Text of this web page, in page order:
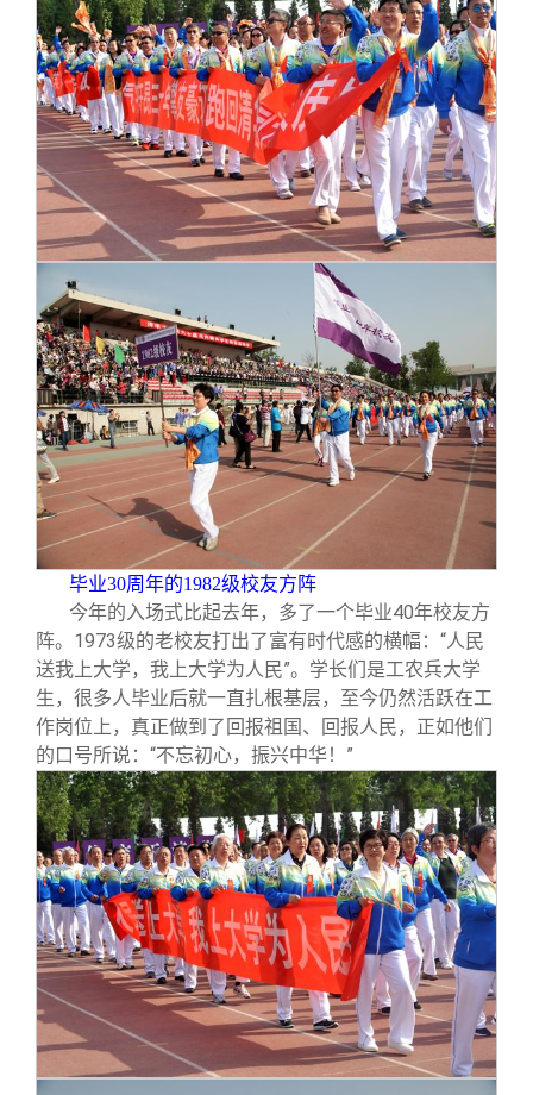
毕业30周年的1982级校友方阵
今年的入场式比起去年，多了一个毕业40年校友方
阵。1973级的老校友打出了富有时代感的横幅：“人民
送我上大学，我上大学为人民”。学长们是工农兵大学
生，很多人毕业后就一直扎根基层，至今仍然活跃在工
作岗位上，真正做到了回报祖国、回报人民，正如他们
的口号所说：“不忘初心，振兴中华！”